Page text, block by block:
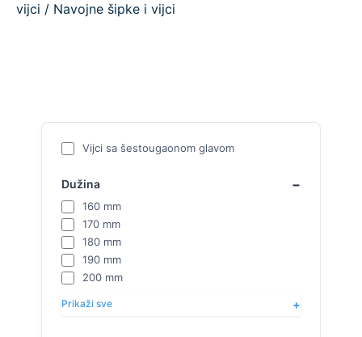
vijci / Navojne šipke i vijci
Vijci sa šestougaonom glavom
Dužina
160 mm
170 mm
180 mm
190 mm
200 mm
Prikaži sve